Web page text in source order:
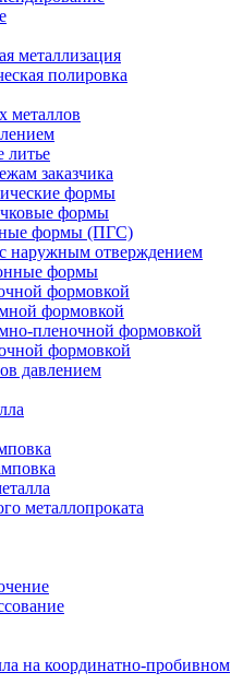
металлизация
полировка
металлов
литье
заказчика
формы
формы
формы (ПГС)
наружным отверждением
формы
формовкой
формовкой
пленочной формовкой
формовкой
давлением
металлопроката
на координатно-пробивном